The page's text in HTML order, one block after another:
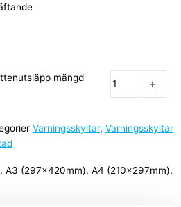
mängd +
Varningsskyltar, Varningsskyltar
A3 (297x420mm), A4 (210x297mm),